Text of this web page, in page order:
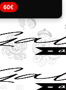
60€